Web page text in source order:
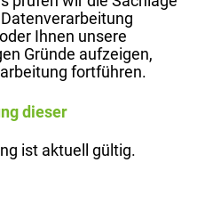
Ihnen unsere
Gründe aufzeigen,
fortführen.
dieser
ist aktuell gültig.